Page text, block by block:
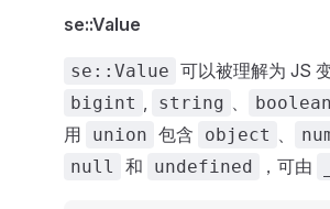
se::Value
se::Value 可以被理解为 JS
bigint string boolean
用
union 包含 object
null 和 undefined ，可由